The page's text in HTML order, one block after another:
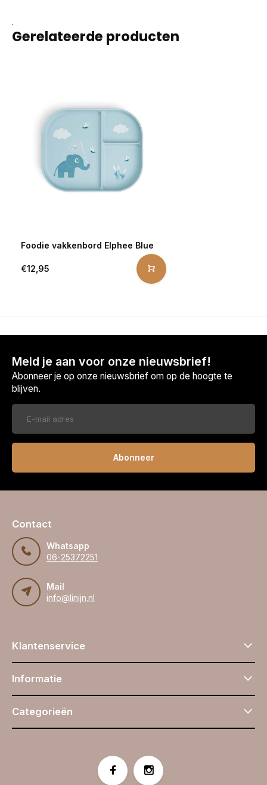
.
Gerelateerde producten
Foodie vakkenbord Elphee Blue
€12,95
Meld je aan voor onze nieuwsbrief!
Abonneer je op onze nieuwsbrief om op de hoogte te
blijven.
Abonneer
Contact
Whatsapp
06-25372251
Mail
info@linijn.nl
Klantenservice
Informatie
Categorieën